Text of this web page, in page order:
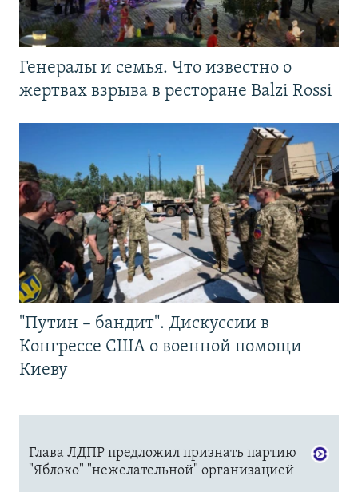
Генералы и семья. Что известно о
жертвах взрыва в ресторане Balzi Rossi
"Путин – бандит". Дискуссии в
Конгрессе США о военной помощи
Киеву